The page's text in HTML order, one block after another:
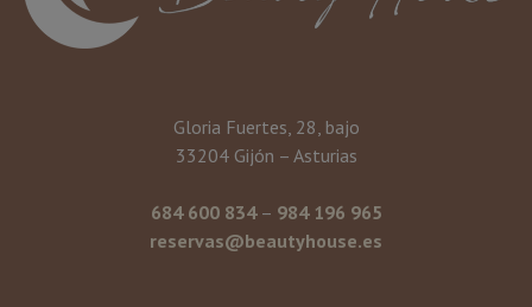
Gloria Fuertes, 28, bajo
33204 Gijón – Asturias
684 600 834– 984 196 965
reservas@beautyhouse.es